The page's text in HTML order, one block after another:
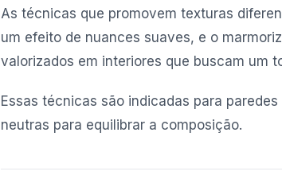
As técnicas que promovem texturas
um efeito de nuances suaves, e o
valorizados em interiores que buscam um
Essas técnicas são indicadas para
neutras para equilibrar a composição.